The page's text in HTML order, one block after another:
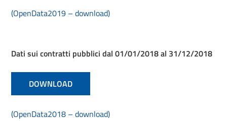
(OpenData2019 – download)
Dati sui contratti pubblici dal 01/01/2018 al 31/12/2018
DOWNLOAD
(OpenData2018 – download)